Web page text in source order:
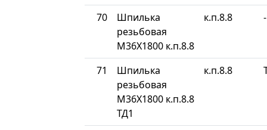
70
Шпилька
резьбовая
М36Х1800 к.п.8.8
к.п.8.8 -
71
Шпилька
резьбовая
М36Х1800 к.п.8.8
ТД1
к.п.8.8